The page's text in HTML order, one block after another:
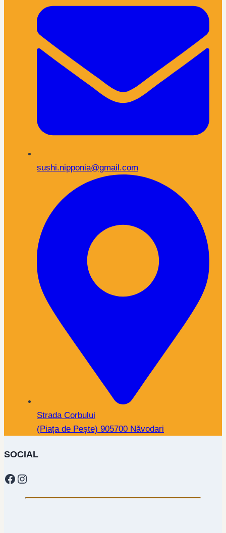
sushi.nipponia@gmail.com
Strada Corbului
(Piața de Pește) 905700 Năvodari
SOCIAL
Facebook
Instagram